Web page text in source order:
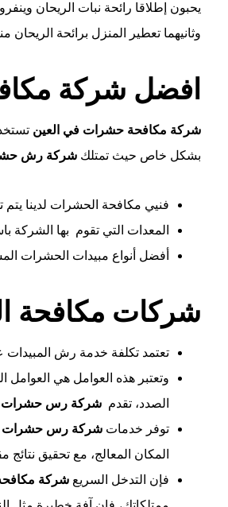
يحبون إطلاقا رائحة نبات الريحان
وثانيهما تعطير المنزل برائحة
افضل شركة
شركة مكافحة حشرات في العين
بشكل خاص حيث تمتلك شركة رش
فنيي مكافحة الحشرات لدينا يتم
المعدات التي تقوم بها
أفضل أنواع مبيدات الحشرات
شركات مكافحة
تعتمد تكلفة خدمة رش المبيدات
وتعتبر هذه العوامل هي
الصدد، تقدم شركة رس حشرات
توفر خدمات شركة رس حشرات
المكان المعالج، مع تحقيق
فإن التدخل السريع شركة